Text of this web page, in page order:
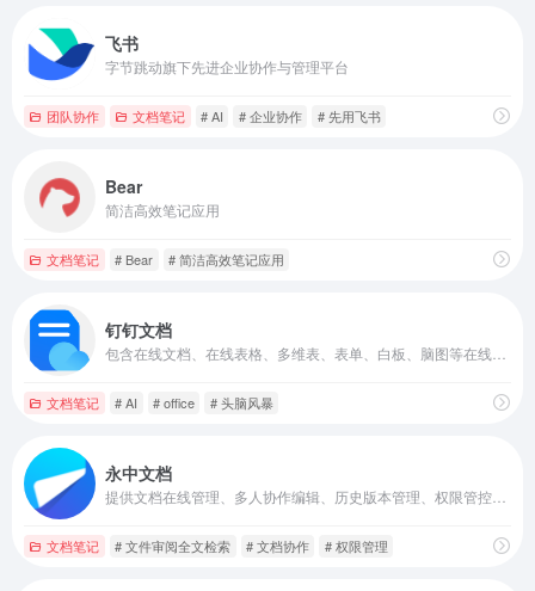
飞书
字节跳动旗下先进企业协作与管理平台
团队协作 文档笔记 # AI # 企业协作 # 先用飞书
Bear
简洁高效笔记应用
文档笔记 # Bear # 简洁高效笔记应用
钉钉文档
文档笔记 # AI # office # 头脑风暴
永中文档
文档笔记 # 文件审阅全文检索 # 文档协作 # 权限管理